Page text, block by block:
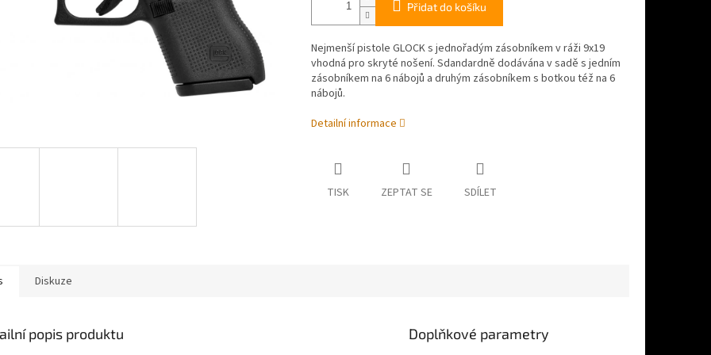
Přidat do košíku
Nejmenší pistole GLOCK s jednořadým zásobníkem v ráži 9x19
vhodná pro skryté nošení. Sdandardně dodávána v sadě s jedním
zásobníkem na 6 nábojů a druhým zásobníkem s botkou též na 6
nábojů.
Detailní informace
TISK ZEPTAT SE SDÍLET
Diskuze
popis produktu Doplňkové parametry